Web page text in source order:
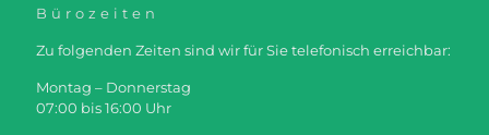
Bürozeiten
Zu folgenden Zeiten sind wir für Sie telefonisch erreichbar:
Montag – Donnerstag
07:00 bis 16:00 Uhr